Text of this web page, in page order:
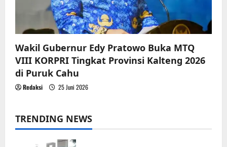
Wakil Gubernur Edy Pratowo Buka MTQ
VIII KORPRI Tingkat Provinsi Kalteng 2026
di Puruk Cahu
Redaksi 25 Juni 2026
TRENDING NEWS